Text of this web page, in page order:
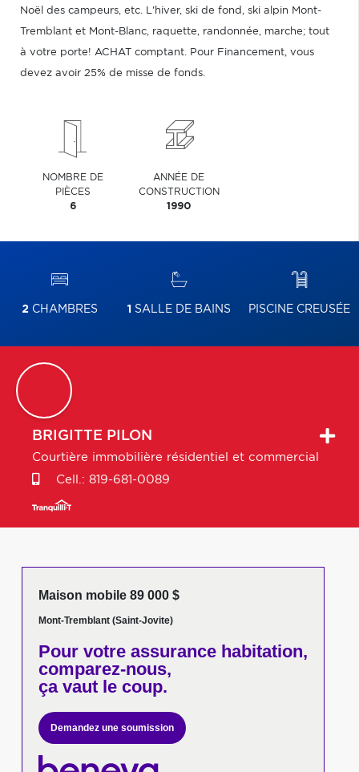
Noël des campeurs, etc. L'hiver, ski de fond, ski alpin Mont-
Tremblant et Mont-Blanc, raquette, randonnée, marche; tout
à votre porte! ACHAT comptant. Pour Financement, vous
devez avoir 25% de misse de fonds.
NOMBRE DE
PIÈCES
6
ANNÉE DE
CONSTRUCTION
1990
2 CHAMBRES 1 SALLE DE BAINS PISCINE CREUSÉE
BRIGITTE PILON
Courtière immobilière résidentiel et commercial
Cell.: 819-681-0089
Maison mobile 89 000 $
Mont-Tremblant (Saint-Jovite)
Pour votreassurance habitation,
comparez-nous,
ça vaut le coup.
Demandez une soumission